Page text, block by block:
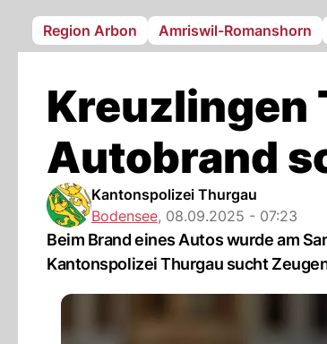
Region Arbon Amriswil-Romanshorn
Kreuzlingen
Autobrand
Kantonspolizei Thurgau
Bodensee, 08.09.2025 - 07:23
Beim Brand eines Autos wurde am
Kantonspolizei Thurgau sucht